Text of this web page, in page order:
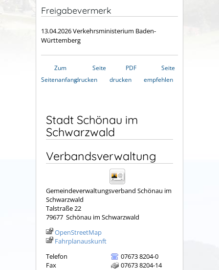
Freigabevermerk
13.04.2026Verkehrsministerium Baden-
Württemberg
Zum
Seitenanfang
Seite
drucken
PDF
drucken
Seite
empfehlen
Stadt Schönau im
Schwarzwald
Verbandsverwaltung
Gemeindeverwaltungsverband Schönau im
Schwarzwald
Talstraße 22
79677 Schönau im Schwarzwald
OpenStreetMap
Fahrplanauskunft
Telefon
07673 8204-0
Fax
07673 8204-14